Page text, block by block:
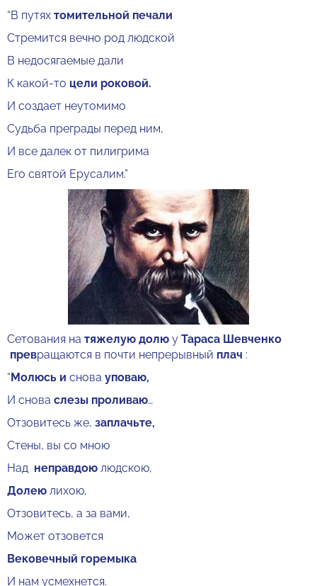
“В путях томительной печали
Стремится вечно род людской
В недосягаемые дали
К какой-то цели роковой.
И создает неутомимо
Судьба преграды перед ним,
И все далек от пилигрима
Его святой Ерусалим.”
Сетования на тяжелую долю у Тараса Шевченко
превращаются в почти непрерывный плач :
“Молюсь и снова уповаю,
И снова слезы проливаю…
Отзовитесь же, заплачьте,
Стены, вы со мною
Над неправдою людскою,
Долею лихою,
Отзовитесь, а за вами,
Может отзовется
Вековечный горемыка
И нам усмехнется.